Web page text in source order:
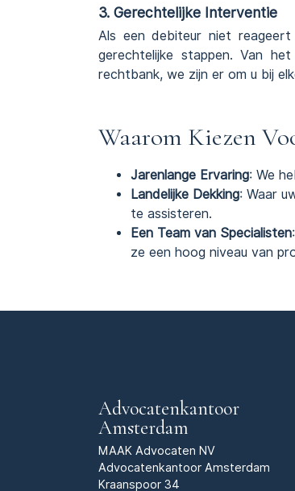
3. Gerechtelijke Interventie
Als een debiteur niet
gerechtelijke stappen. Van
rechtbank, we zijn er om u bij
Waarom Kiezen
Jarenlange Ervaring: We
Landelijke Dekking: Waar
te assisteren.
Een Team van Specialisten
ze een hoog niveau van
Advocatenkantoor
Amsterdam
MAAK Advocaten NV
Advocatenkantoor Amsterdam
Kraanspoor 34